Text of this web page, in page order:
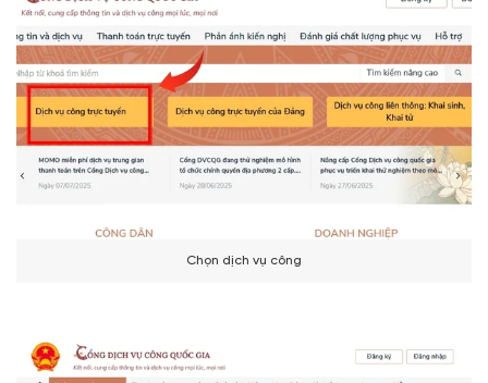
Chọn dịch vụ công